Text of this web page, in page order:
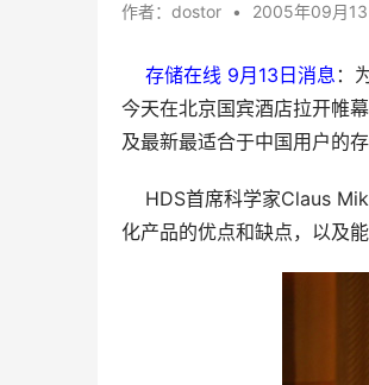
作者： dostor • 2005年09月13
存储在线 9月13日消息 ：
今天在北京国宾酒店拉开帷
及最新最适合于中国用户的
HDS首席科学家Claus
化产品的优点和缺点，以及